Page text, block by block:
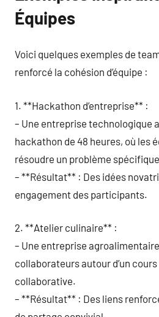
Équipes
Voici quelques exemples de
renforcé la cohésion d’équipe :
1. **Hackathon d’entreprise** :
– Une entreprise technologique
hackathon de 48 heures, où les
résoudre un problème
– **Résultat** : Des idées
engagement des participants.
2. **Atelier culinaire** :
– Une entreprise
collaborateurs autour d’un
collaborative.
– **Résultat** : Des liens